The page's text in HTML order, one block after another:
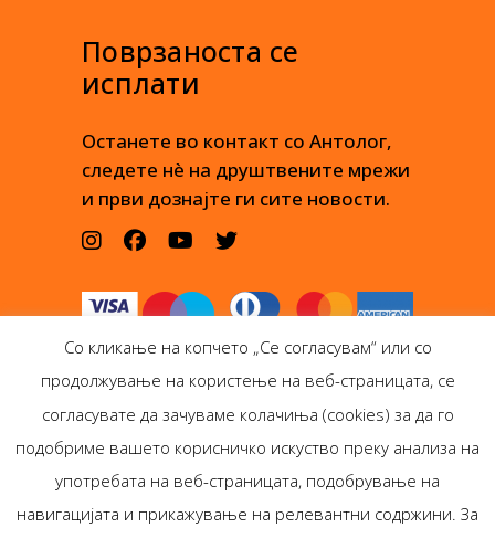
Поврзаноста се
исплати
Останете во контакт со Антолог,
следете нè на друштвените мрежи
и први дознајте ги сите новости.
Антолог Боокс дооел
Со кликање на копчето „Се согласувам“ или со
продолжување на користење на веб-страницата, се
согласувате да зачуваме колачиња (cookies) за да го
подобриме вашето корисничко искуство преку анализа на
употребата на веб-страницата, подобрување на
навигацијата и прикажување на релевантни содржини. За